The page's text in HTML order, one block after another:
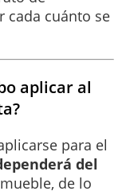
cada cuánto se
aplicar al
para el
del
de lo